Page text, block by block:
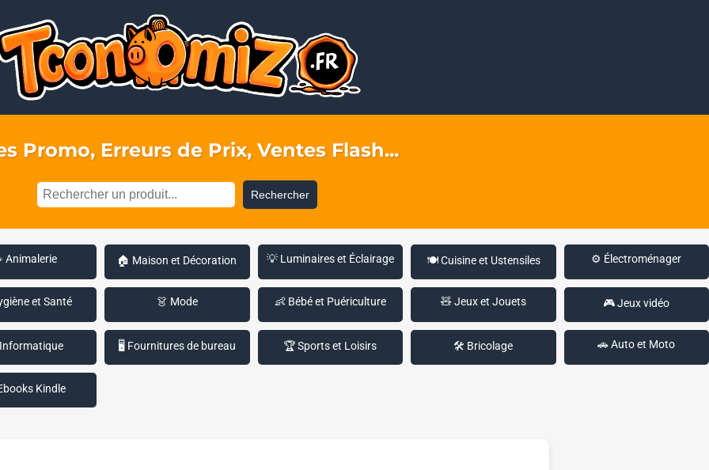
Promo, Erreurs de Prix, Ventes Flash...
Rechercher
Animalerie 🏠 Maison et Décoration 💡 Luminaires et Éclairage 🍽️ Cuisine et Ustensiles ⚙️ Électroménager
et Santé 👗 Mode 👶 Bébé et Puériculture 🧸 Jeux et Jouets 🎮 Jeux vidéo
🖥️ Fournitures de bureau 🏆 Sports et Loisirs 🛠️ Bricolage 🚗 Auto et Moto
Kindle